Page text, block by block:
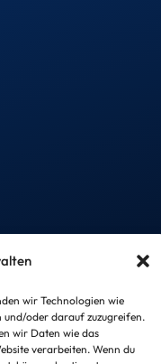
wir Technologien wie
und/oder darauf zuzugreifen.
wir Daten wie das
verarbeiten. Wenn du